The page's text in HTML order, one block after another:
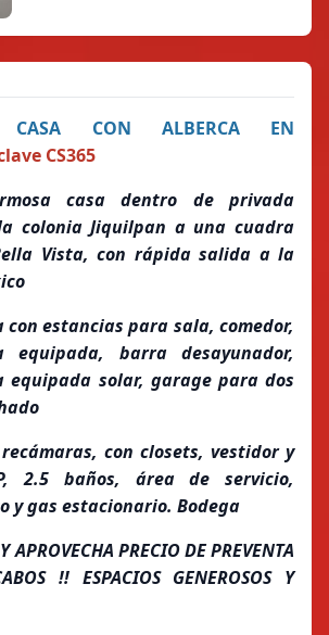
CON ALBERCA EN
CS365
casa dentro de privada
la colonia Jiquilpan a una cuadra
Vista, con rápida salida a la
con estancias para sala, comedor,
equipada, barra desayunador,
equipada solar, garage para dos
con closets, vestidor y
2.5 baños, área de servicio,
y gas estacionario. Bodega
APROVECHA PRECIO DE PREVENTA
!! ESPACIOS GENEROSOS Y